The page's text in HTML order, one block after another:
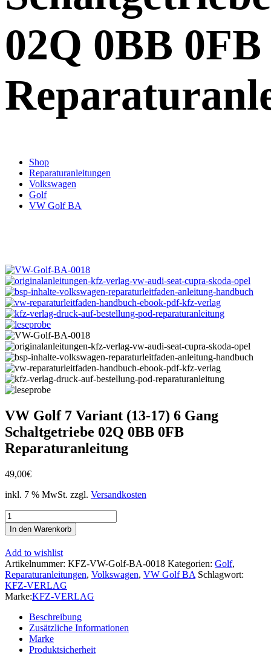
02Q 0BB 0FB
Shop
Reparaturanleitungen
Volkswagen
Golf
VW Golf BA
VW Golf 7 Variant (13-17) 6 Gang
Schaltgetriebe 02Q 0BB 0FB
Reparaturanleitung
49,00€
inkl. 7 % MwSt. zzgl. Versandkosten
VW
Golf
7
Variant
(13-
17)
6
Gang
Schaltgetriebe
Reparaturanleitung
Menge
In den Warenkorb
Add to wishlist
Artikelnummer: KFZ-VW-Golf-BA-0018 Kategorien: Golf,
Reparaturanleitungen, Volkswagen, VW Golf BA Schlagwort:
KFZ-VERLAG
Marke:KFZ-VERLAG
Beschreibung
Zusätzliche Informationen
Marke
Produktsicherheit